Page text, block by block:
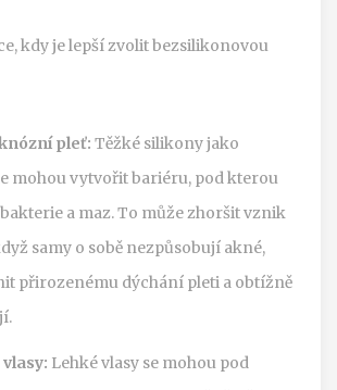
kdy je lepší zvolit bezsilikonovou
pleť: Těžké silikony jako
mohou vytvořit bariéru, pod kterou
a maz. To může zhoršit vznik
samy o sobě nezpůsobují akné,
přirozenému dýchání pleti a obtížně
Lehké vlasy se mohou pod